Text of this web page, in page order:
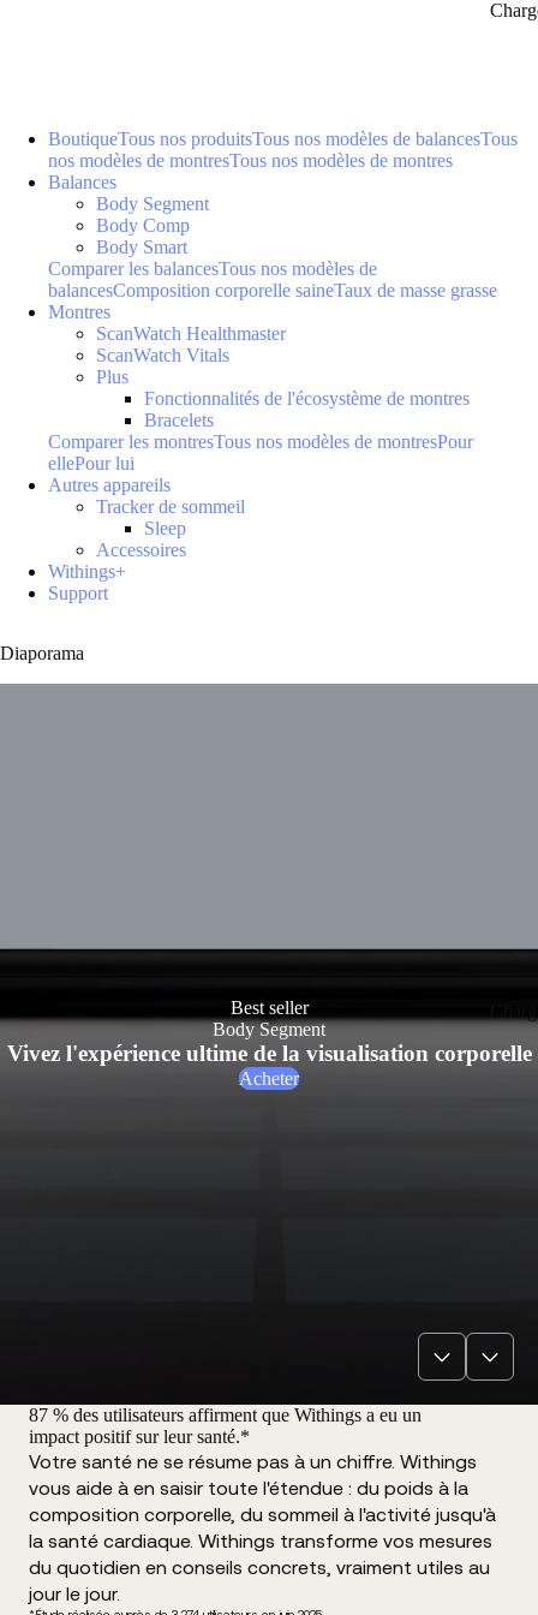
BoutiqueTous nos produitsTous nos modèles de balancesTous
nos modèles de montresTous nos modèles de montres
Balances
Body Segment
Body Comp
Body Smart
Comparer les balancesTous nos modèles de
balancesComposition corporelle saineTaux de masse grasse
Montres
ScanWatch Healthmaster
ScanWatch Vitals
Plus
Fonctionnalités de l'écosystème de montres
Bracelets
Comparer les montresTous nos modèles de montresPour
ellePour lui
Autres appareils
Tracker de sommeil
Sleep
Accessoires
Withings+
Support
Diaporama
Best seller
Body Segment
Vivez l'expérience ultime de la visualisation corporelle
Acheter
87 % des utilisateurs affirment que Withings a eu un
impact positif sur leur santé.*
Votre santé ne se résume pas à un chiffre. Withings
vous aide à en saisir toute l'étendue : du poids à la
composition corporelle, du sommeil à l'activité jusqu'à
la santé cardiaque. Withings transforme vos mesures
du quotidien en conseils concrets, vraiment utiles au
jour le jour.